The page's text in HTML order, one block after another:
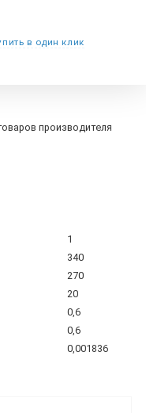
в один клик
производителя
1
340
270
20
0,6
0,6
0,001836